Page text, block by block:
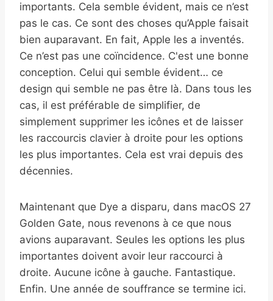
importants. Cela semble évident, mais ce n’est
pas le cas. Ce sont des choses qu’Apple faisait
bien auparavant. En fait, Apple les a inventés.
Ce n’est pas une coïncidence. C'est une bonne
conception. Celui qui semble évident… ce
design qui semble ne pas être là. Dans tous les
cas, il est préférable de simplifier, de
simplement supprimer les icônes et de laisser
les raccourcis clavier à droite pour les options
les plus importantes. Cela est vrai depuis des
décennies.
Maintenant que Dye a disparu, dans macOS 27
Golden Gate, nous revenons à ce que nous
avions auparavant. Seules les options les plus
importantes doivent avoir leur raccourci à
droite. Aucune icône à gauche. Fantastique.
Enfin. Une année de souffrance se termine ici.